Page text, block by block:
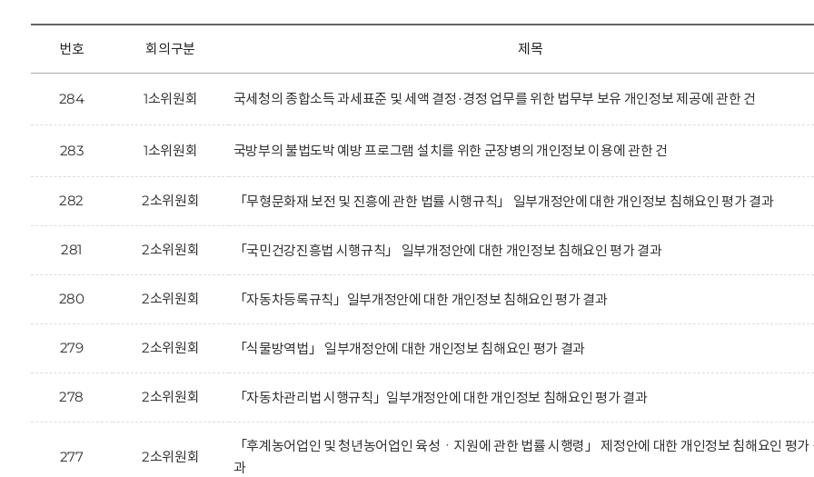
번호 회의구분 제목
284 1소위원회 국세청의 종합소득 과세표준 및 세액 결정·경정 업무를 위한 법무부 보유 개인정보 제공에 관한 건
283 1소위원회 국방부의 불법도박 예방 프로그램 설치를 위한 군장병의 개인정보 이용에 관한 건
282 2소위원회 「무형문화재 보전 및 진흥에 관한 법률 시행규칙」 일부개정안에 대한 개인정보 침해요인 평가 결과
281 2소위원회 「국민건강진흥법 시행규칙」 일부개정안에 대한 개인정보 침해요인 평가 결과
280 2소위원회 「자동차등록규칙」일부개정안에 대한 개인정보 침해요인 평가 결과
279 2소위원회 「식물방역법」 일부개정안에 대한 개인정보 침해요인 평가 결과
278 2소위원회 「자동차관리법 시행규칙」일부개정안에 대한 개인정보 침해요인 평가 결과
277 2소위원회
「후계농어업인 및 청년농어업인 육성ㆍ지원에 관한 법률 시행령」 제정안에 대한 개인정보 침해요인 평가
과